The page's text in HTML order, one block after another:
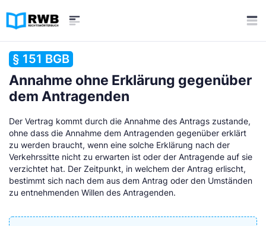
§ 151 BGB
Annahme ohne Erklärung gegenüber
dem Antragenden
Der Vertrag kommt durch die Annahme des Antrags zustande,
ohne dass die Annahme dem Antragenden gegenüber erklärt
zu werden braucht, wenn eine solche Erklärung nach der
Verkehrssitte nicht zu erwarten ist oder der Antragende auf sie
verzichtet hat. Der Zeitpunkt, in welchem der Antrag erlischt,
bestimmt sich nach dem aus dem Antrag oder den Umständen
zu entnehmenden Willen des Antragenden.